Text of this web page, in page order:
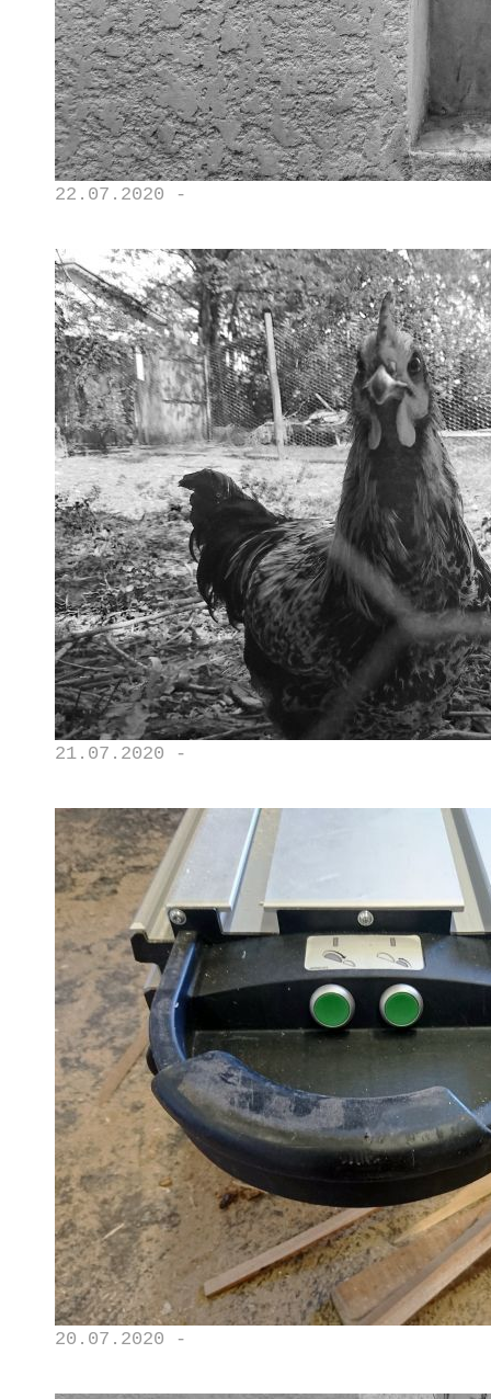
22.07.2020 -
21.07.2020 -
20.07.2020 -